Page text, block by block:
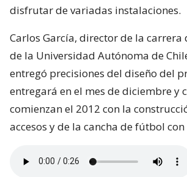
disfrutar de variadas instalaciones.
Carlos García, director de la
de la Universidad Autónoma de
entregó precisiones del diseño del
entregará en el mes de diciembre y
comienzan el 2012 con la
accesos y de la cancha de fútbol